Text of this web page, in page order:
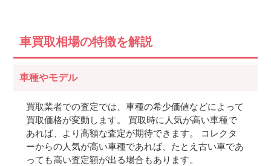
車買取相場の特徴を解説
車種やモデル
買取業者での査定では、車種の希少価値などによって
買取価格が変動します。 買取時に人気が高い車種で
あれば、より高額な査定が期待できます。 コレクタ
ーからの人気が高い車種であれば、たとえ古い車であ
っても高い査定額が出る場合もあります。